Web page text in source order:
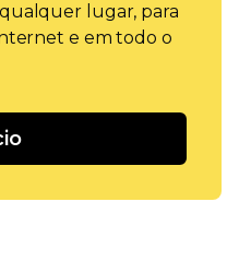
lugar, para
e em todo o